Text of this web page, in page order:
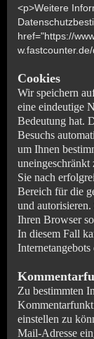
<p>Weitere
href="https://
Cookies
Wir speichern
eine eindeutige
Bedeutung hat.
Besuchs
um Ihnen
Sie nach
Bereich für die
und
Ihren Browser
In diesem Fall
Internetangebots
Zu bestimmten
einstellen zu
Mail-Adresse